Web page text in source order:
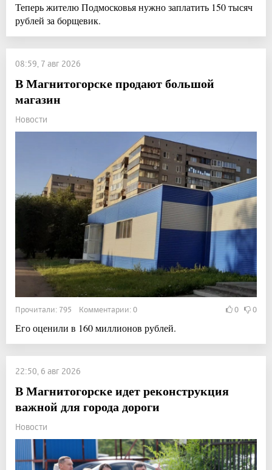
Теперь жителю Подмосковья нужно заплатить 150 тысяч
рублей за борщевик.
08:59, 7 авг 2026
В Магнитогорске продают большой
магазин
Новости
Прочитали: 795 Комментарии: 0 0 0
Его оценили в 160 миллионов рублей.
22:50, 6 авг 2026
В Магнитогорске идет реконструкция
важной для города дороги
Новости